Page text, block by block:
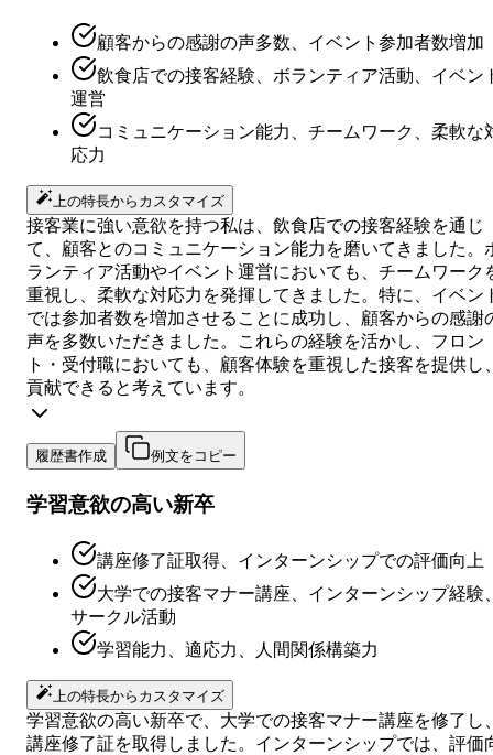
顧客からの感謝の声多数、イベント参加者数増加
飲食店での接客経験、ボランティア活動、イベン
運営
コミュニケーション能力、チームワーク、柔軟な
応力
上の特長からカスタマイズ
接客業に強い意欲を持つ私は、飲食店での接客経験を通じ
て、顧客とのコミュニケーション能力を磨いてきました。
ランティア活動やイベント運営においても、チームワーク
重視し、柔軟な対応力を発揮してきました。特に、イベン
では参加者数を増加させることに成功し、顧客からの感謝
声を多数いただきました。これらの経験を活かし、フロン
ト・受付職においても、顧客体験を重視した接客を提供し
貢献できると考えています。
履歴書作成 例文をコピー
学習意欲の高い新卒
講座修了証取得、インターンシップでの評価向上
大学での接客マナー講座、インターンシップ経験
サークル活動
学習能力、適応力、人間関係構築力
上の特長からカスタマイズ
学習意欲の高い新卒で、大学での接客マナー講座を修了し
講座修了証を取得しました。インターンシップでは、評価